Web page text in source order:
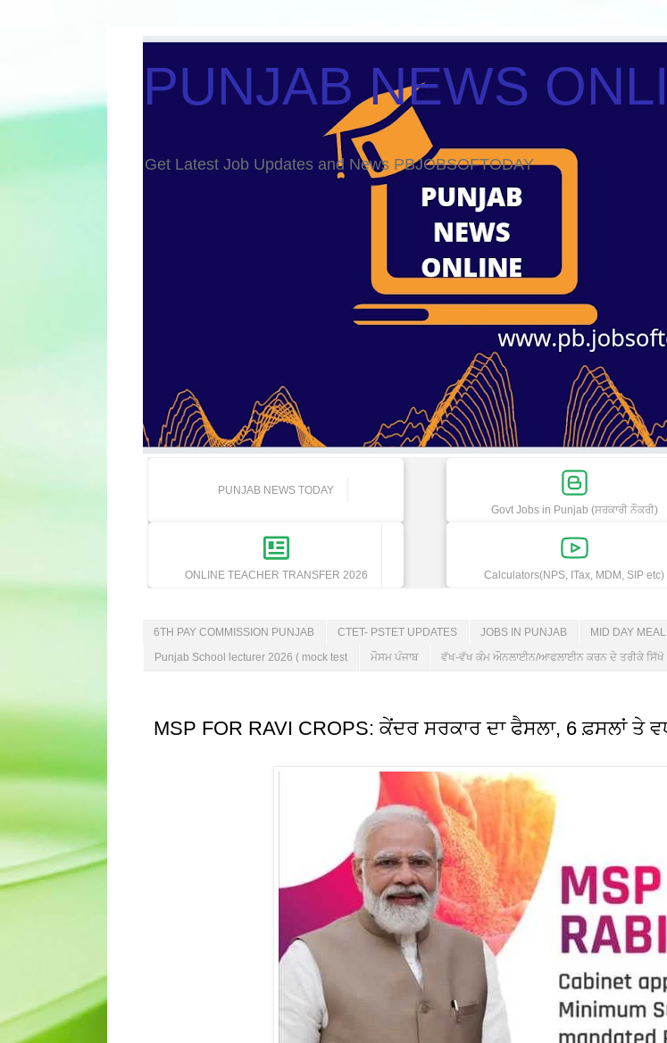
PUNJAB NEWS
Get Latest Job Updates and News PBJOBSOFTODAY
PUNJAB NEWS TODAY
Govt Jobs in Punjab (ਸਰਕਾਰੀ ਨੌਕਰੀ)
ONLINE TEACHER TRANSFER 2026 Calculators(NPS, ITax, MDM, SIP etc)
6TH PAY COMMISSION PUNJAB CTET- PSTET UPDATES JOBS IN PUNJAB MID DAY
Punjab School lecturer 2026 ( mock test ਮੌਸਮ ਪੰਜਾਬ ਵੱਖ-ਵੱਖ ਕੰਮ ਔਨਲਾਈਨ/ਆਫਲਾਈਨ ਕਰਨ ਦੇ ਤਰੀਕੇ ਸਿੱਖੋ
MSP FOR RAVI CROPS: ਕੇਂਦਰ ਸਰਕਾਰ ਦਾ ਫੈਸਲਾ, 6 ਫ਼ਸਲਾਂ ਤੇ